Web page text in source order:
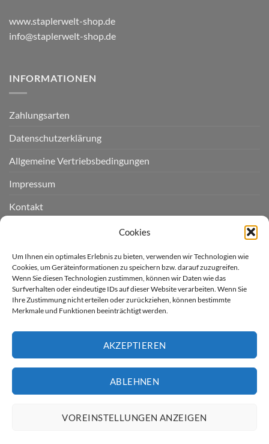
Cookies
Um Ihnen ein optimales Erlebnis zu bieten, verwenden wir Technologien wie
Cookies, um Geräteinformationen zu speichern bzw. darauf zuzugreifen.
Wenn Sie diesen Technologien zustimmen, können wir Daten wie das
Surfverhalten oder eindeutige IDs auf dieser Website verarbeiten. Wenn Sie
Ihre Zustimmung nicht erteilen oder zurückziehen, können bestimmte
Merkmale und Funktionen beeinträchtigt werden.
AKZEPTIEREN
ABLEHNEN
VOREINSTELLUNGEN ANZEIGEN
www.staplerwelt-shop.de
info@staplerwelt-shop.de
INFORMATIONEN
Zahlungsarten
Datenschutzerklärung
Allgemeine Vertriebsbedingungen
Impressum
Kontakt
Cookie-Richtlinie (EU)
LIEFERGEBIET
nur nach Deutschland.
* Kostenloser Versand innerhalb
Deutschland (ausser Inseln)